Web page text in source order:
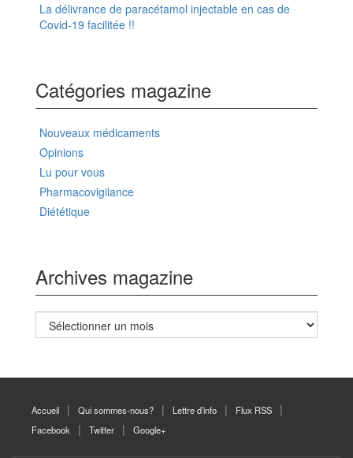
La délivrance de paracétamol injectable en cas de
Covid-19 facilitée !!
Catégories magazine
Nouveaux médicaments
Opinions
Lu pour vous
Pharmacovigilance
Diététique
Archives magazine
Archives
magazine
Accueil Qui sommes-nous? Lettre d’info
Flux RSS
Facebook
Twitter Google+